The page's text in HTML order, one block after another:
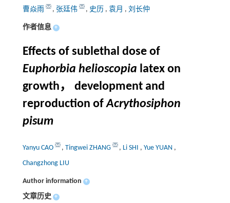
曹焱雨 , 张廷伟 , 史历 , 袁月 , 刘长仲
作者信息 +
Effects of sublethal dose of
Euphorbia helioscopia latex on
growth， development and
reproduction ofAcrythosiphon
pisum
Yanyu CAO , Tingwei ZHANG , Li SHI , Yue YUAN ,
Changzhong LIU
Author information +
文章历史 +